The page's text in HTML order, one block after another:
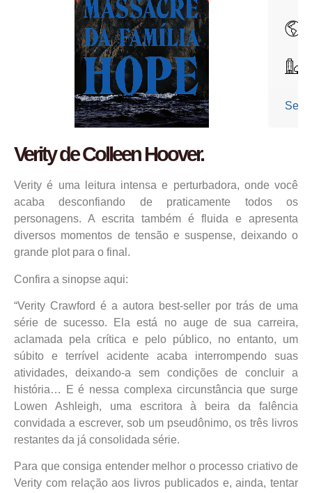
Verity de Colleen Hoover.
Verity é uma leitura intensa e perturbadora, onde você
acaba desconfiando de praticamente todos os
personagens. A escrita também é fluida e apresenta
diversos momentos de tensão e suspense, deixando o
grande plot para o final.
Confira a sinopse aqui:
“Verity Crawford é a autora best-seller por trás de uma
série de sucesso. Ela está no auge de sua carreira,
aclamada pela crítica e pelo público, no entanto, um
súbito e terrível acidente acaba interrompendo suas
atividades, deixando-a sem condições de concluir a
história… E é nessa complexa circunstância que surge
Lowen Ashleigh, uma escritora à beira da falência
convidada a escrever, sob um pseudônimo, os três livros
restantes da já consolidada série.
Para que consiga entender melhor o processo criativo de
Verity com relação aos livros publicados e, ainda, tentar